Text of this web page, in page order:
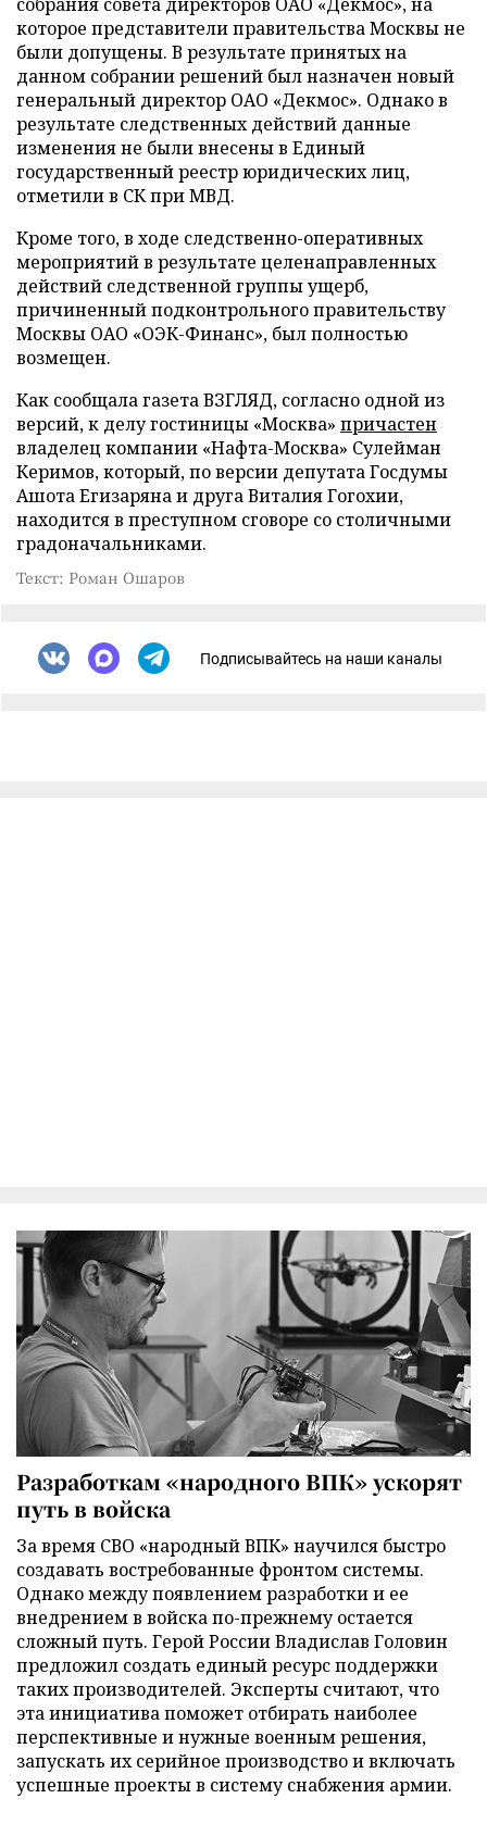
которое представители правительства Москвы не
были допущены. В результате принятых на
данном собрании решений был назначен новый
генеральный директор ОАО «Декмос». Однако в
результате следственных действий данные
изменения не были внесены в Единый
государственный реестр юридических лиц,
отметили в СК при МВД.
Кроме того, в ходе следственно-оперативных
мероприятий в результате целенаправленных
действий следственной группы ущерб,
причиненный подконтрольного правительству
Москвы ОАО «ОЭК-Финанс», был полностью
возмещен.
Как сообщала газета ВЗГЛЯД, согласно одной из
версий, к делу гостиницы «Москва» причастен
владелец компании «Нафта-Москва» Сулейман
Керимов, который, по версии депутата Госдумы
Ашота Егизаряна и друга Виталия Гогохии,
находится в преступном сговоре со столичными
градоначальниками.
Текст: Роман Ошаров
Подписывайтесь на наши каналы
Разработкам «народного ВПК» ускорят
путь в войска
За время СВО «народный ВПК» научился быстро
создавать востребованные фронтом системы.
Однако между появлением разработки и ее
внедрением в войска по-прежнему остается
сложный путь. Герой России Владислав Головин
предложил создать единый ресурс поддержки
таких производителей. Эксперты считают, что
эта инициатива поможет отбирать наиболее
перспективные и нужные военным решения,
запускать их серийное производство и включать
успешные проекты в систему снабжения армии.